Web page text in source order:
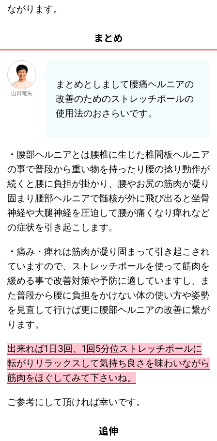
ながります。
まとめ
山田竜矢
まとめとしまして腰痛ヘルニアの
改善のためのストレッチポールの
使用法のおさらいです。
・ 腰部ヘルニアとは腰椎に生じた椎間板ヘルニア
の事で普段から重い物を持ったり腰の捻り動作が
続くと腰に負担が掛かり、腰やお尻の筋肉が凝り
固まり腰部ヘルニアで髄核が外に飛び出ると坐骨
神経や大腿神経を圧迫して腰が痛くなり痺れなど
の症状を引き起こします。
・ 痛み・痺れは筋肉が凝り固まって引き起こされ
ていますので、ストレッチポールを使って筋肉を
緩める事で改善対策や予防に適していますし、ま
た普段から腰に負担をかけない体の使い方や姿勢
を見直して行けば更に腰部ヘルニアの改善に繋が
ります。
出来れば1日3回、1回5分位ストレッチポールに
転がりリラックスして気持ち良さを味わいながら
筋肉をほぐしてみて下さいね。
ご参考にして頂ければ幸いです。
追伸